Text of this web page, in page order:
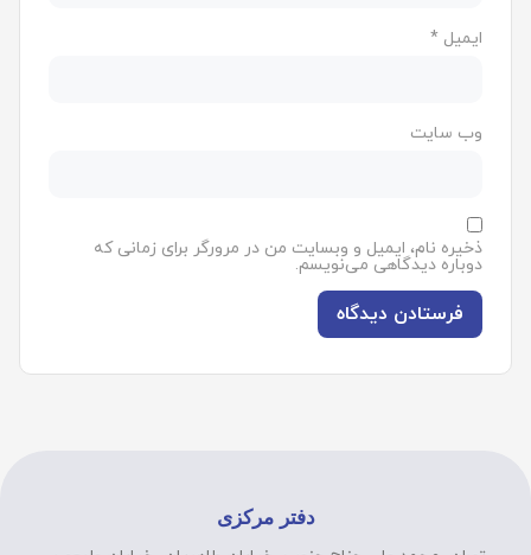
ایمیل *
وب‌ سایت
ذخیره نام، ایمیل و وبسایت من در مرورگر برای زمانی که
دوباره دیدگاهی می‌نویسم.
دفتر مرکزی